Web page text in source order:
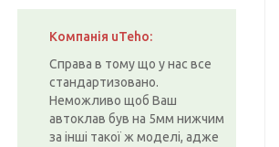
Компанія uTeho:
Справа в тому що у нас все
стандартизовано.
Неможливо щоб Ваш
автоклав був на 5мм нижчим
за інші такої ж моделі, адже